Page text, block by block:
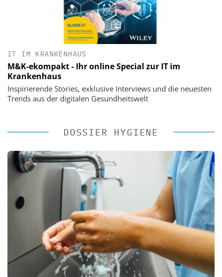
IT IM KRANKENHAUS
M&K-ekompakt - Ihr online Special zur IT im
Krankenhaus
Inspirierende Stories, exklusive Interviews und die neuesten
Trends aus der digitalen Gesundheitswelt
DOSSIER HYGIENE